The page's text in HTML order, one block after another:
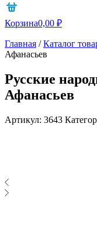
Корзина0,00 ₽
Главная /Каталог
Афанасьев
Русские
Афанасьев
Артикул: 3643